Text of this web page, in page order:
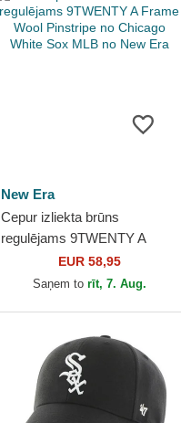
New Era
Cepur izliekta brūns
regulējams 9TWENTY A
Frame Wool Pinstripe no
Chicago White Sox MLB no
EUR 58,95
Saņem to rīt, 7. Aug.